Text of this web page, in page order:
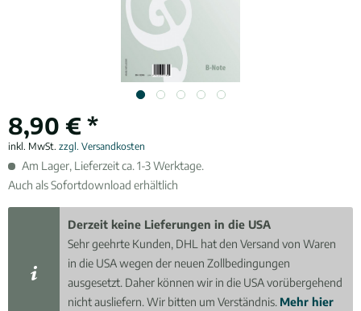
8,90 € *
inkl. MwSt. zzgl. Versandkosten
Am Lager, Lieferzeit ca. 1-3 Werktage.
Auch als Sofortdownload erhältlich
Derzeit keine Lieferungen in die USA
Sehr geehrte Kunden, DHL hat den Versand von Waren
in die USA wegen der neuen Zollbedingungen
ausgesetzt. Daher können wir in die USA vorübergehend
nicht ausliefern. Wir bitten um Verständnis. Mehr hier